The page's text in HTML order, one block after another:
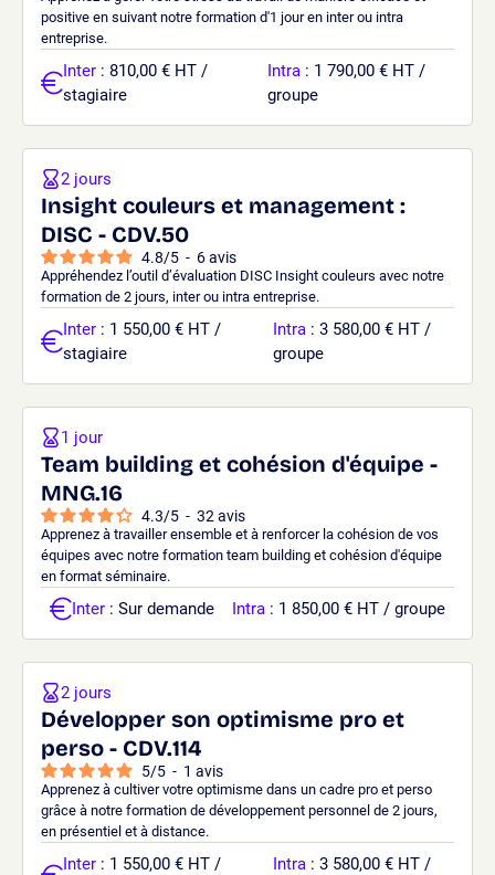
positive en suivant notre formation d'1 jour en inter ou intra
entreprise.
Inter : 810,00 € HT /
stagiaire
Intra : 1 790,00 € HT /
groupe
Insight couleurs et management :
DISC - CDV.50
4.8/5 - 6avis
Appréhendez l’outil d’évaluation DISC Insight couleurs avec notre
formation de 2 jours, inter ou intra entreprise.
2 jours
Inter : 1 550,00 € HT /
stagiaire
Intra : 3 580,00 € HT /
groupe
Team building et cohésion d'équipe -
MNG.16
4.3/5 - 32 avis
Apprenez à travailler ensemble et à renforcer la cohésion de vos
équipes avec notre formation team building et cohésion d'équipe
en format séminaire.
1 jour
Inter : Sur demande Intra : 1 850,00 € HT / groupe
Développer son optimisme pro et
perso - CDV.114
5/5 - 1 avis
Apprenez à cultiver votre optimisme dans un cadre pro et perso
grâce à notre formation de développement personnel de 2 jours,
en présentiel et à distance.
2 jours
Inter : 1 550,00 € HT /
Intra : 3 580,00 € HT /